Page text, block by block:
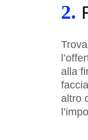
2.
alla
altro